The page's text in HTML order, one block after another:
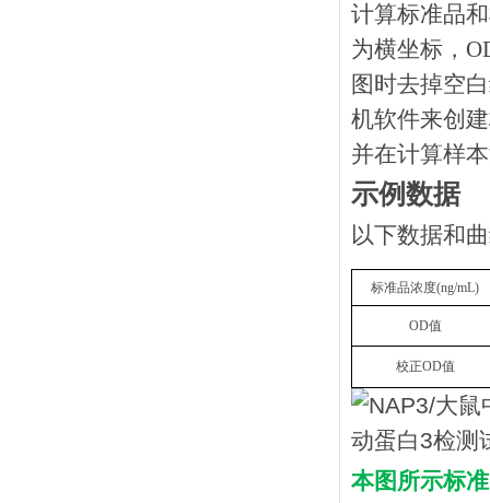
计算标准品
为横坐标，
图时去掉空
机软件来创
并在计算样
示例数据
以下数据和
标准品浓度(ng/mL)
OD值
校正OD值
本图所示标